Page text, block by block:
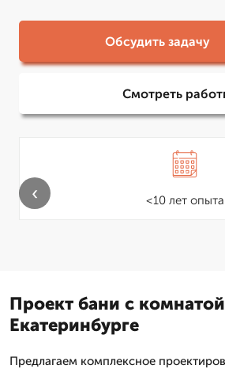
Обсудить задачу
Смотреть
<10 лет опыта
‹
Проект бани с
Екатеринбурге
Предлагаем комплексное